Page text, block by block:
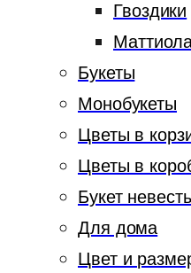
Гвоздики
Букеты
Монобукеты
Цветы в
Цветы в
Букет
Для дома
Цвет и